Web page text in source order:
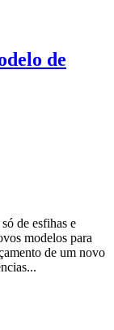
de
de esfihas e
modelos para
de um novo